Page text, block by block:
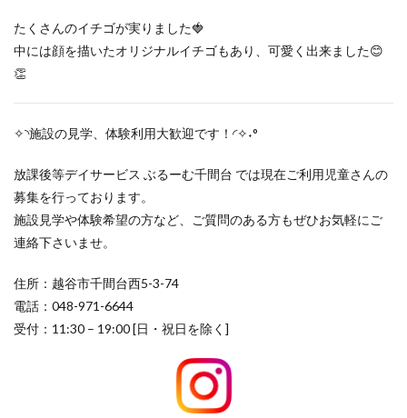
たくさんのイチゴが実りました🍓
中には顔を描いたオリジナルイチゴもあり、可愛く出来ました😊
👏
✧◝施設の見学、体験利用大歓迎です！◜✧˖°
放課後等デイサービス ぶるーむ千間台 では現在ご利用児童さんの
募集を行っております。
施設見学や体験希望の方など、ご質問のある方もぜひお気軽にご
連絡下さいませ。
住所：越谷市千間台西5-3-74
電話：048-971-6644
受付：11:30 – 19:00 [日・祝日を除く]